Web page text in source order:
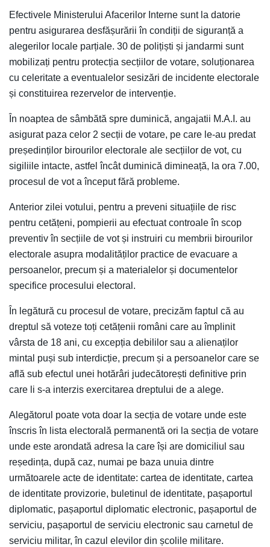
Efectivele Ministerului Afacerilor Interne sunt la datorie
pentru asigurarea desfășurării în condiții de siguranță a
alegerilor locale parțiale. 30 de polițiști și jandarmi sunt
mobilizați pentru protecția secțiilor de votare, soluționarea
cu celeritate a eventualelor sesizări de incidente electorale
și constituirea rezervelor de intervenție.
În noaptea de sâmbătă spre duminică, angajatii M.A.I. au
asigurat paza celor 2 secții de votare, pe care le-au predat
președinților birourilor electorale ale secțiilor de vot, cu
sigiliile intacte, astfel încât duminică dimineață, la ora 7.00,
procesul de vot a început fără probleme.
Anterior zilei votului, pentru a preveni situațiile de risc
pentru cetățeni, pompierii au efectuat controale în scop
preventiv în secțiile de vot și instruiri cu membrii birourilor
electorale asupra modalităților practice de evacuare a
persoanelor, precum și a materialelor și documentelor
specifice procesului electoral.
În legătură cu procesul de votare, precizăm faptul că au
dreptul să voteze toți cetățenii români care au împlinit
vârsta de 18 ani, cu excepția debililor sau a alienaților
mintal puși sub interdicție, precum și a persoanelor care se
află sub efectul unei hotărâri judecătorești definitive prin
care li s-a interzis exercitarea dreptului de a alege.
Alegătorul poate vota doar la secția de votare unde este
înscris în lista electorală permanentă ori la secția de votare
unde este arondată adresa la care își are domiciliul sau
reședința, după caz, numai pe baza unuia dintre
următoarele acte de identitate: cartea de identitate, cartea
de identitate provizorie, buletinul de identitate, pașaportul
diplomatic, pașaportul diplomatic electronic, pașaportul de
serviciu, pașaportul de serviciu electronic sau carnetul de
serviciu militar, în cazul elevilor din școlile militare.